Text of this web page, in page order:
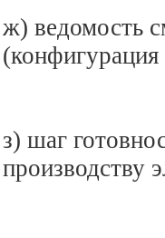
ж) ведомость
(конфигурация
з) шаг
производству